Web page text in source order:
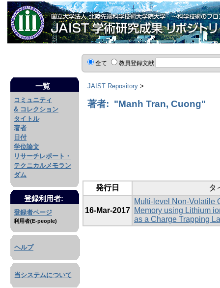
全て 教員登録文献
一覧
コミュニティ
& コレクション
タイトル
著者
日付
学位論文
リサーチレポート・
テクニカルメモラン
ダム
登録利用者:
登録者ページ
利用者(E-people)
ヘルプ
当システムについて
JAIST Repository >
著者: "Manh Tran, Cuong"
発行日 タ
16-Mar-2017
Multi-level Non-Volatile
Memory using Lithium
as a Charge Trapping